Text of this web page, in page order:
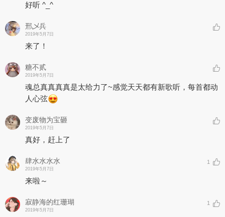
好听 ^_^
邢乄兵
2019年5月7日
来了！
糖不贰
2019年5月7日
魂总真真真真是太给力了~感觉天天都有新歌听，每首都动
人心弦
变废物为宝砸
2019年5月7日
真好，赶上了
肆水水水水
2019年5月7日
1
来啦～
寂静海的红珊瑚
2019年5月7日
1